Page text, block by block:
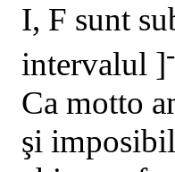
I, F sunt
intervalul ]-
Ca motto
şi